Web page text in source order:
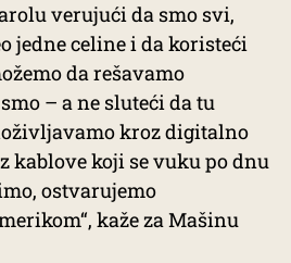
verujući da smo svi,
jedne celine i da koristeći
da rešavamo
– a ne sluteći da tu
kroz digitalno
kablove koji se vuku po dnu
ostvarujemo
kaže za Mašinu